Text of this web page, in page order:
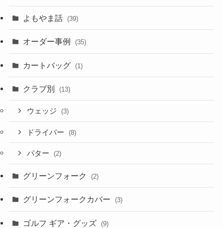
よもやま話 (39)
オーダー事例 (35)
カートバッグ (1)
クラブ別 (13)
ウェッジ (3)
ドライバー (8)
パター (2)
グリーンフォーク (2)
グリーンフォークカバー (3)
ゴルフ ギア・グッズ (9)